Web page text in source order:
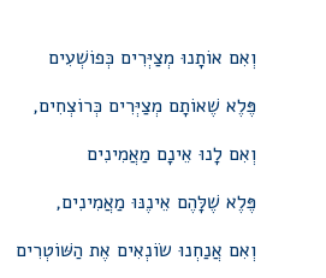
וְאִם אוֹתָנוּ מְצַיְּרִים כְּפוֹשְׁעִים
פֶּלֶא שֶׁאוֹתָם מְצַיְּרִים כְּרוֹצְחִים,
וְאִם לָנוּ אֵינָם מַאֲמִינִים
פֶּלֶא שֶׁלָּהֶם אֵינֶנּוּ מַאֲמִינִים,
וְאִם אֲנַחְנוּ שׂוֹנְאִים אֶת הַשּׁוֹטְרִים